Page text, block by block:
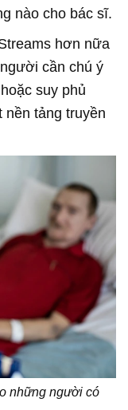
nào cho bác sĩ.
hơn nữa
cần chú ý
suy phủ
nền tảng truyền
những người có